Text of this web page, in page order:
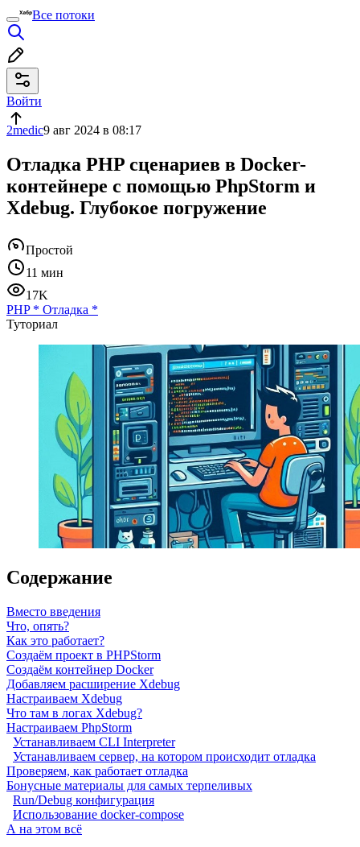
Все потоки
Войти
2medic9 авг 2024 в 08:17
Отладка PHP сценариев в Docker-
контейнере с помощью PhpStorm и
Xdebug. Глубокое погружение
Простой
11 мин
17K
PHP* Отладка *
Туториал
Содержание
Вместо введения
Что, опять?
Как это работает?
Создаём проект в PHPStorm
Создаём контейнер Docker
Добавляем расширение Xdebug
Настраиваем Xdebug
Что там в логах Xdebug?
Настраиваем PhpStorm
Устанавливаем CLI Interpreter
Устанавливаем сервер, на котором происходит отладка
Проверяем, как работает отладка
Бонусные материалы для самых терпеливых
Run/Debug конфигурация
Использование docker-compose
А на этом всё